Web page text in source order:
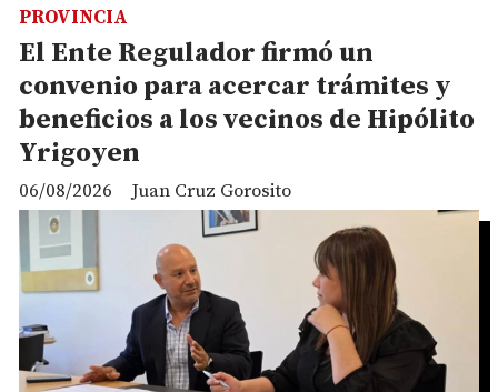
El Ente Regulador firmó un
convenio para acercar trámites y
beneficios a los vecinos de Hipólito
Yrigoyen
Juan Cruz Gorosito
PROVINCIA
06/08/2026